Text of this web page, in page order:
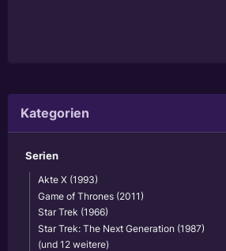
Kategorien
Serien
Akte X (1993)
Game of Thrones (2011)
Star Trek (1966)
Star Trek: The Next Generation (1987)
(und 12 weitere)